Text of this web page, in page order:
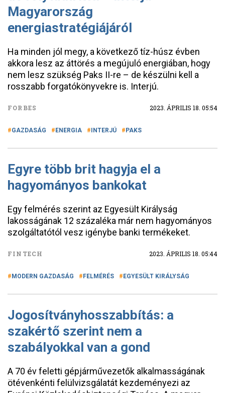
Magyarország
energiastratégiájáról
Ha minden jól megy, a következő tíz-húsz évben
akkora lesz az áttörés a megújuló energiában, hogy
nem lesz szükség Paks II-re – de készülni kell a
rosszabb forgatókönyvekre is. Interjú.
FORBES 2023. ÁPRILIS 18. 05:54
GAZDASÁG ENERGIA INTERJÚ PAKS
Egyre több brit hagyja el a
hagyományos bankokat
Egy felmérés szerint az Egyesült Királyság
lakosságának 12 százaléka már nem hagyományos
szolgáltatótól vesz igénybe banki termékeket.
FINTECH 2023. ÁPRILIS 18. 05:44
MODERN GAZDASÁG FELMÉRÉS EGYESÜLT KIRÁLYSÁG
Jogosítványhosszabbítás: a
szakértő szerint nem a
szabályokkal van a gond
A 70 év feletti gépjárművezetők alkalmasságának
ötévenkénti felülvizsgálatát kezdeményezi az